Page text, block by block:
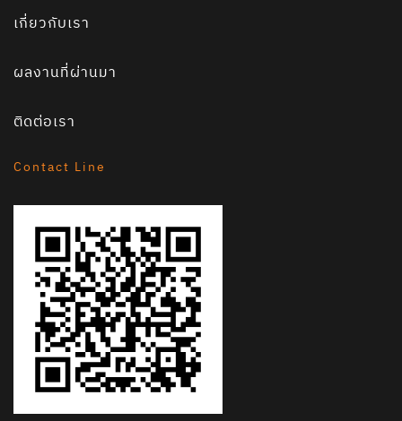
เกี่ยวกับเรา
ผลงานที่ผ่านมา
ติดต่อเรา
Contact Line